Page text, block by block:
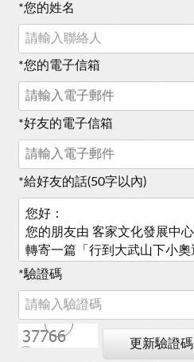
*您的姓名
*您的電子信箱
*好友的電子信箱
*給好友的話(50字以內)
*驗證碼
更新驗證碼